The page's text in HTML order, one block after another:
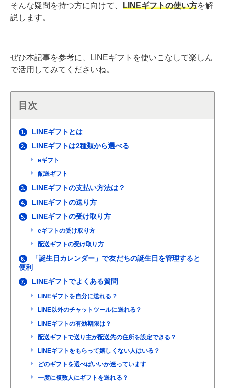
そんな疑問を持つ方に向けて、 LINEギフトの使い方を解
説します。
ぜひ本記事を参考に、LINEギフトを使いこなして楽しん
で活用してみてくださいね。
目次
1. LINEギフトとは
2. LINEギフトは2種類から選べる
eギフト
配送ギフト
3. LINEギフトの支払い方法は？
4. LINEギフトの送り方
5. LINEギフトの受け取り方
eギフトの受け取り方
配送ギフトの受け取り方
6.
「誕生日カレンダー」で友だちの誕生日を管理すると
便利
7. LINEギフトでよくある質問
LINEギフトを自分に送れる？
LINE以外のチャットツールに送れる？
LINEギフトの有効期限は？
配送ギフトで送り主が配送先の住所を設定できる？
LINEギフトをもらって嬉しくない人はいる？
どのギフトを選べばいいか迷っています
一度に複数人にギフトを送れる？